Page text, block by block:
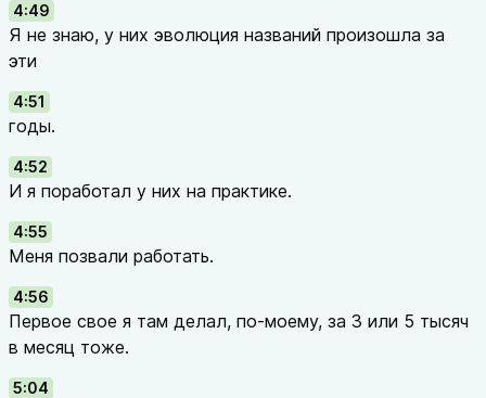
4:49
Я не знаю, у них эволюция названий произошла за
эти
4:51
годы.
4:52
И я поработал у них на практике.
4:55
Меня позвали работать.
4:56
Первое свое я там делал, по-моему, за 3 или 5 тысяч
в месяц тоже.
5:04